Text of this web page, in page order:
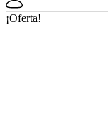
¡Oferta!